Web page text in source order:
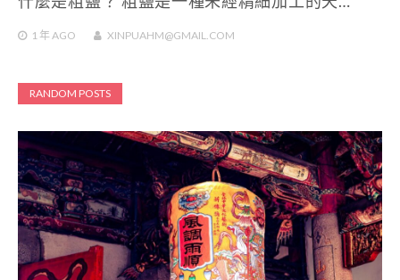
1 年 AGO XINPUAHM@GMAIL.COM
RANDOM POSTS